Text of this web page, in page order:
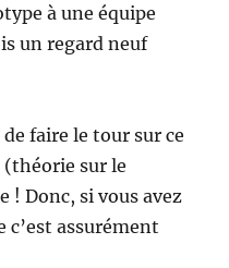
à une équipe
un regard neuf
de faire le tour sur ce
(théorie sur le
! Donc, si vous avez
c’est assurément